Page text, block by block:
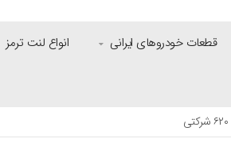
قطعات خودروهای ایرانی انواع لنت ترمز